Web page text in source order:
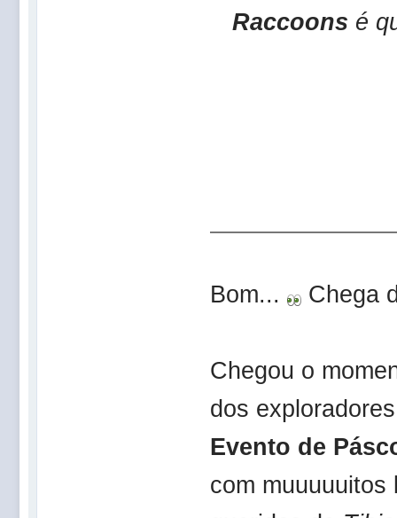
Raccoons é
Bom... Chega
Chegou o
dos
Evento de
com